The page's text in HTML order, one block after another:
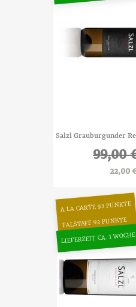
Salzl Grauburgunder
99,00
22,00
A LA CARTE 93 PUNKTE
FALSTAFF 92 PUNKTE
LIEFERZEIT CA. 1 WOCHE